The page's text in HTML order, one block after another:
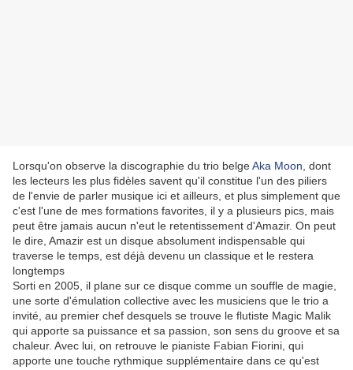
Lorsqu'on observe la discographie du trio belgeAka Moon , dont
les lecteurs les plus fidèles savent qu'il constitue l'un des piliers
de l'envie de parler musique ici et ailleurs, et plus simplement que
c'est l'une de mes formations favorites, il y a plusieurs pics, mais
peut être jamais aucun n'eut le retentissement d'Amazir. On peut
le dire, Amazir est un disque absolument indispensable qui
traverse le temps, est déjà devenu un classique et le restera
longtemps
Sorti en 2005, il plane sur ce disque comme un souffle de magie,
une sorte d'émulation collective avec les musiciens que le trio a
invité, au premier chef desquels se trouve le flutiste Magic Malik
qui apporte sa puissance et sa passion, son sens du groove et sa
chaleur. Avec lui, on retrouve le pianiste Fabian Fiorini, qui
apporte une touche rythmique supplémentaire dans ce qu'est